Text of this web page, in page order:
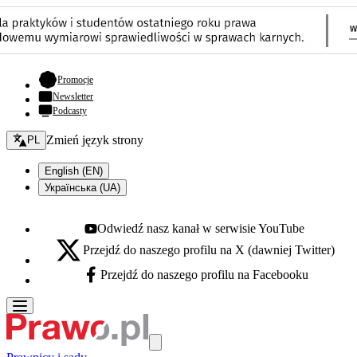
Promocje- otwiera się w nowej karcie
Newsletter
Podcasty
Zmień język - bieżący:
PL Zmień język strony
English (EN)
Українська (UA)
Youtube - otwiera się w nowej karcie
Odwiedź nasz kanał w serwisie YouTube
X - otwiera się w nowej karcie
Przejdź do naszego profilu na X (dawniej Twitter)
Facebook - otwiera się w nowej karcie
Przejdź do naszego profilu na Facebooku